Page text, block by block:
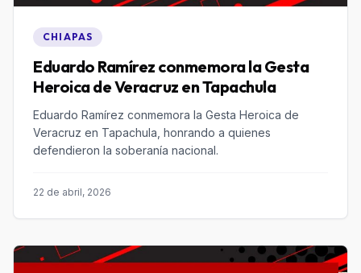
CHIAPAS
Eduardo Ramírez conmemora la Gesta
Eduardo Ramírez conmemora la Gesta Heroica de
Veracruz en Tapachula, honrando a quienes
defendieron la soberanía nacional.
22 de abril, 2026